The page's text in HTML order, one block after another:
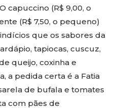
capuccino (R$ 9,00, o
(R$ 7,50, o pequeno)
que os sabores da
tapiocas, cuscuz,
queijo, coxinha e
a pedida certa é a Fatia
de bufala e tomates
com pães de